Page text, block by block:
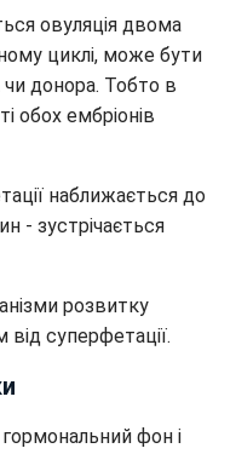
овуляція двома
циклі, може бути
чи донора. Тобто в
обох ембріонів
наближається до
- зустрічається
розвитку
від суперфетації.
фон і